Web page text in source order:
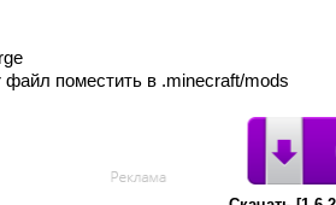
файл поместить в .minecraft/mods